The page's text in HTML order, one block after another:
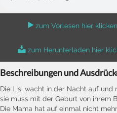
zum Vorlesen hier klicken
zum Herunterladen hier
Beschreibungen und
Die Lisi wacht in der Nacht auf und
sie muss mit der Geburt von ihrem
Die Mama hat auf einmal nicht